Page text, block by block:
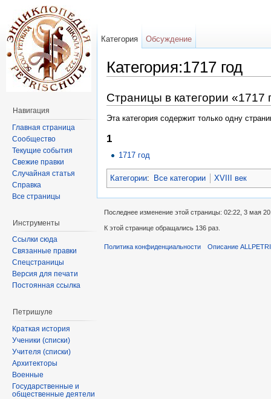
Категория:1717 год
Страницы в категории «1717
Эта категория содержит только одну
1
1717 год
Категории: Все категории XVIII век
Категория Обсуждение
Навигация
Главная страница
Сообщество
Текущие события
Свежие правки
Случайная статья
Справка
Все страницы
Инструменты
Ссылки сюда
Связанные правки
Спецстраницы
Версия для печати
Постоянная ссылка
Петришуле
Краткая история
Ученики (списки)
Учителя (списки)
Архитекторы
Военные
Государственные и
общественные деятели
Последнее изменение этой страницы: 02:22, 3 мая
К этой странице обращались 136 раз.
Политика конфиденциальности Описание